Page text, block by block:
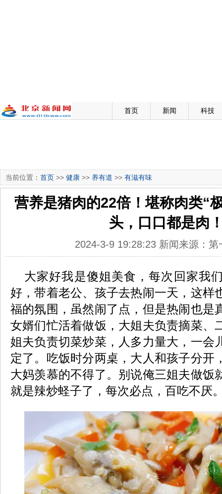
首页 新闻 科技
当前位置： 首页 >> 健康 >> 养有道 >> 有滋有味
营养是猪肉的22倍！堪称肉类“
头，口口都是肉
2024-3-9 19:28:23 新闻来源：第
大家好我是傻姐美食，每次回家我
好，带着老公、孩子去热闹一天，这样
福的氛围，虽然闹了点，但是热闹也是
女婿们忙活着做饭，大姐夫负责摘菜、
姐夫负责切菜炒菜，人多力量大，一会
定了。吃饭时分两桌，大人和孩子分开
大妈羡慕的不得了。别说俺三姐夫做饭
就是辣炒蛏子了，每次必点，百吃不厌